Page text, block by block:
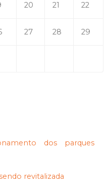
20 21 22
27 28 29
dos parques
revitalizada